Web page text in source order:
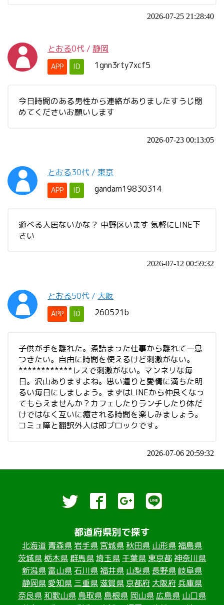
2026-07-25 21:28:40
とおる0代 / 静岡
APP ID 1gnn3rty7xcf5
今日時間のある男性から連絡がありましたすうじ閉
めてくださいお願いします
2026-07-23 00:13:05
とおる30代 / 東京
APP ID gandam19830314
遊べる人居ないかな？ 中野区います 気軽にLINE下
さい
2026-07-12 00:59:32
とおる50代 / 大阪
APP ID 260521b
子供が手を離れた。煮詰まった仕事から離れて一息
つきたい。自由に時間を使えるけど刺激がない。
************レスで刺激がない。マンネリな毎
日。沢山ありますよね。思い遣りと愛情に満ちた明
るい毎日にしましょう。まずはLINEから仲良くなっ
てもらえませんか？カフェしたりランチしたり体だ
けではなく互いに癒される時間を楽しみましょう。
コミュ障と翻訳外人は即ブロックです。
2026-07-06 20:59:32
都道府県別で探す
北海道 青森県岩手県 宮城県 秋田県 山形県福島県
茨城県栃木県群馬県埼玉県 千葉県 東京都神奈川県
新潟県 富山県 石川県福井県 山梨県長野県 岐阜県
静岡県愛知県 三重県滋賀県 京都府 大阪府兵庫県
奈良県 和歌山県 鳥取県 島根県 岡山県 広島県 山口県